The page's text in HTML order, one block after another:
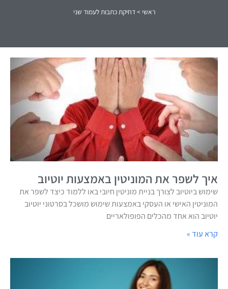
ראשי >דחיקת כתבות לעמוד שני
איך לשפר את המוניטין באמצעות יוטיוב
שימוש ביוטיוב לצורך בניית מוניטין חיובי באו ללמוד כיצד לשפר את
המוניטין האישי או העסקי באמצעות שימוש מושכל בסרטוני יוטיוב
יוטיוב הוא אחד מהכלים הפופולאריים
קרא עוד »